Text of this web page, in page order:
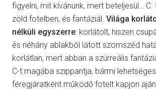
figyelni, mit kívánunk, mert beteljesül…
zöld fotelben, és fantáziál. Világa
nélküli egyszerre: korlátolt, hiszen
és néhány ablakból látott szomszéd
korlátlan, mert abban a szürreális
C-t magába szippantja, bármi
féregjáratként működő fotelt kapjon